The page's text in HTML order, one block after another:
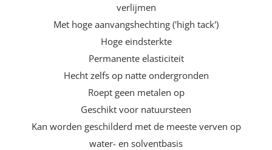
verlijmen
Met hoge aanvangshechting ('high tack')
Hoge eindsterkte
Permanente elasticiteit
Hecht zelfs op natte ondergronden
Roept geen metalen op
Geschikt voor natuursteen
Kan worden geschilderd met de meeste verven op
water- en solventbasis